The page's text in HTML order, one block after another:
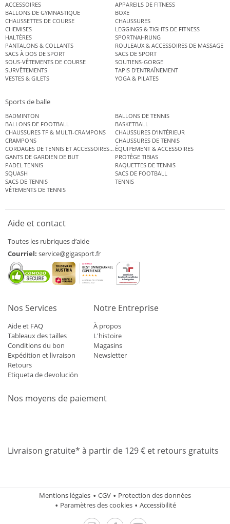
ACCESSOIRES
APPAREILS DE FITNESS
BALLONS DE GYMNASTIQUE
BOXE
CHAUSSETTES DE COURSE
CHAUSSURES
CHEMISES
LEGGINGS & TIGHTS DE FITNESS
HALTÈRES
SPORTNAHRUNG
PANTALONS & COLLANTS
ROULEAUX & ACCESSOIRES DE MASSAGE
SACS À DOS DE SPORT
SACS DE SPORT
SOUS-VÊTEMENTS DE COURSE
SOUTIENS-GORGE
SURVÊTEMENTS
TAPIS D’ENTRAÎNEMENT
VESTES & GILETS
YOGA & PILATES
Sports de balle
BADMINTON
BALLONS DE TENNIS
BALLONS DE FOOTBALL
BASKETBALL
CHAUSSURES TF & MULTI-CRAMPONS
CHAUSSURES D’INTÉRIEUR
CRAMPONS
CHAUSSURES DE TENNIS
CORDAGES DE TENNIS ET ACCESSOIRES DE TENNISÉQUIPEMENT & ACCESSOIRES
GANTS DE GARDIEN DE BUT
PROTÈGE TIBIAS
PADEL TENNIS
RAQUETTES DE TENNIS
SQUASH
SACS DE FOOTBALL
SACS DE TENNIS
TENNIS
VÊTEMENTS DE TENNIS
Aide et contact
Toutes les rubriques d’aide
Courriel: service@gigasport.fr
Nos Services
Aide et FAQ
Tableaux des tailles
Conditions du bon
Expédition et livraison
Retours
Etiqueta de devolución
Notre Entreprise
À propos
L'histoire
Magasins
Newsletter
Nos moyens de paiement
Livraison gratuite* à partir de 129 € et retours gratuits
Mentions légales CGV
Protection des données
Paramètres des cookies
Accessibilité